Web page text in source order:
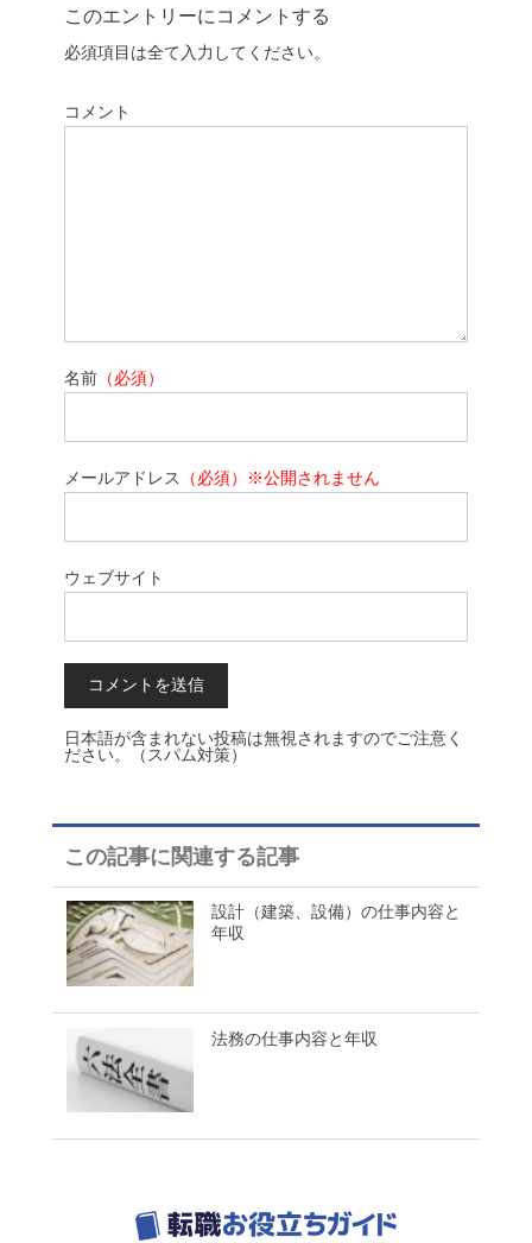
このエントリーにコメントする
必須項目は全て入力してください。
コメント
名前 （必須）
メールアドレス （必須）※公開されません
ウェブサイト
日本語が含まれない投稿は無視されますのでご注意く
ださい。（スパム対策）
この記事に関連する記事
設計（建築、設備）の仕事内容と
年収
法務の仕事内容と年収